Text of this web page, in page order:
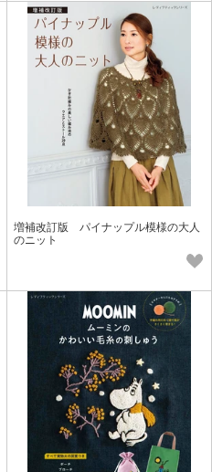
増補改訂版 パイナップル模様の大人
のニット